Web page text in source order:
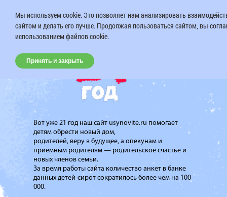
Вот уже 21 год наш сайт usynovite.ru помогает
детям обрести новый дом,
родителей, веру в будущее, а опекунам и
приемным родителям — родительское счастье и
новых членов семьи.
За время работы сайта количество анкет в банке
данных детей-сирот сократилось более чем на 100
000.
Мы используем cookie. Это позволяет нам анализировать
сайтом и делать его лучше. Продолжая пользоваться сайтом, вы
использованием файлов cookie.
Принять и закрыть